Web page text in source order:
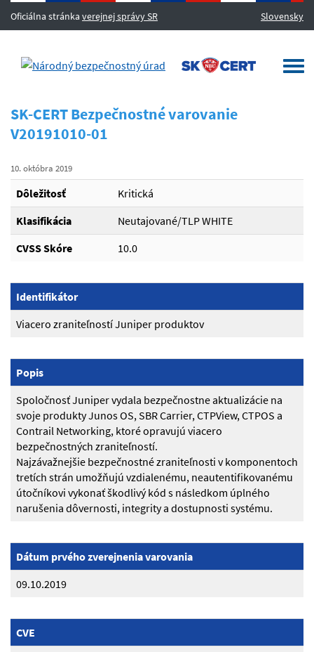
Oficiálna stránka verejnej správy SR Slovensky
MENU
SK-CERT Bezpečnostné varovanie
V20191010-01
10. októbra 2019
Dôležitosť
Kritická
Klasifikácia
Neutajované/TLP WHITE
CVSS Skóre
10.0
Identifikátor
Viacero zraniteľností Juniper produktov
Popis
Spoločnosť Juniper vydala bezpečnostne aktualizácie na
svoje produkty Junos OS, SBR Carrier, CTPView, CTPOS a
Contrail Networking, ktoré opravujú viacero
bezpečnostných zraniteľností.
Najzávažnejšie bezpečnostné zraniteľnosti v komponentoch
tretích strán umožňujú vzdialenému, neautentifikovanému
útočníkovi vykonať škodlivý kód s následkom úplného
narušenia dôvernosti, integrity a dostupnosti systému.
Dátum prvého zverejnenia varovania
09.10.2019
CVE